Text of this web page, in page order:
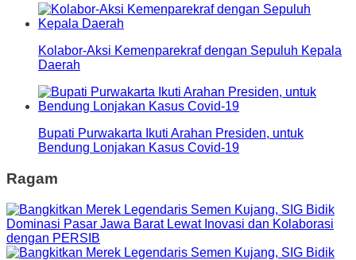
Kolabor-Aksi Kemenparekraf dengan Sepuluh Kepala
Daerah
Bupati Purwakarta Ikuti Arahan Presiden, untuk
Bendung Lonjakan Kasus Covid-19
Ragam